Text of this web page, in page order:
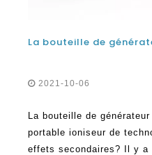
2021-10-06
La bouteille de
portable ioniseur de
effets secondaires? Il y a